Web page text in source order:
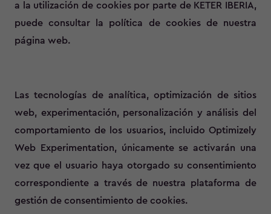
a la utilización de cookies por parte de KETER IBERIA,
puede consultar la política de cookies de nuestra
página web.
Las tecnologías de analítica, optimización de sitios
web, experimentación, personalización y análisis del
comportamiento de los usuarios, incluido Optimizely
Web Experimentation, únicamente se activarán una
vez que el usuario haya otorgado su consentimiento
correspondiente a través de nuestra plataforma de
gestión de consentimiento de cookies.